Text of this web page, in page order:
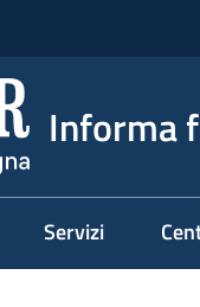
Informa
Servizi